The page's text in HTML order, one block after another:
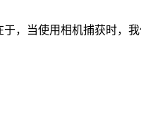
，当使用相机捕获时，